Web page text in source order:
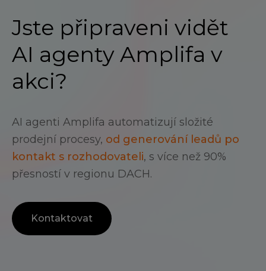
Jste připraveni vidět
AI agenty Amplifa v
akci?
AI agenti Amplifa automatizují složité
prodejní procesy, od generování leadů po
kontakt s rozhodovateli, s více než 90%
přesností v regionu DACH.
Kontaktovat